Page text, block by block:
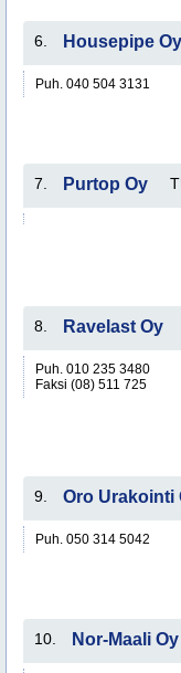
6. Housepipe Oy
Puh. 040 504 3131
7. Purtop Oy
8. Ravelast Oy
Puh. 010 235 3480
Faksi (08) 511 725
9. Oro Urakointi
Puh. 050 314 5042
10. Nor-Maali Oy